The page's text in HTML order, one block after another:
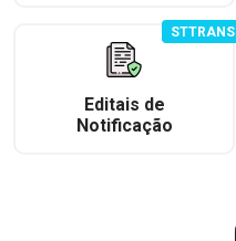
Editais de
Notificação
STTRANS